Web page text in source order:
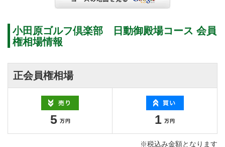
小田原ゴルフ倶楽部 日動御殿場コース 会員
権相場情報
正会員権相場
5 1
※税込み金額となります